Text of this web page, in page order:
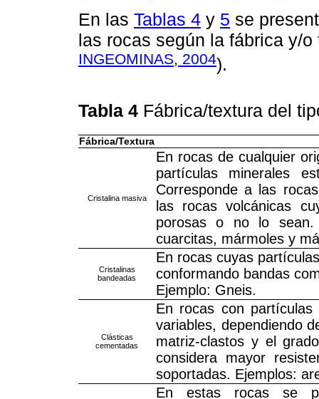
En las Tablas 4 y 5 se
las rocas según la fábrica y/
INGEOMINAS, 2004).
Tabla 4 Fábrica/textura del
Fábrica/Textura
Cristalina masiva
En rocas de cualquier
partículas minerales
Corresponde a las
las rocas volcánicas
porosas o no lo sean.
cuarcitas, mármoles y
Cristalinas
bandeadas
En rocas cuyas
conformando bandas
Ejemplo: Gneis.
Clásticas
cementadas
En rocas con partículas
variables, dependiendo
matriz-clastos y el
considera mayor
soportadas. Ejemplos:
En estas rocas se